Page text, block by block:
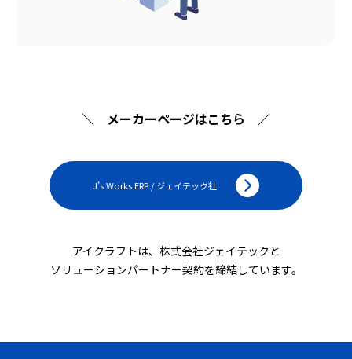
＼ メーカーページはこちら ／
J’s Works ERP / ジェイテック社
アイクラフトは、株式会社ジェイテックと
ソリューションパートナー契約を締結しています。